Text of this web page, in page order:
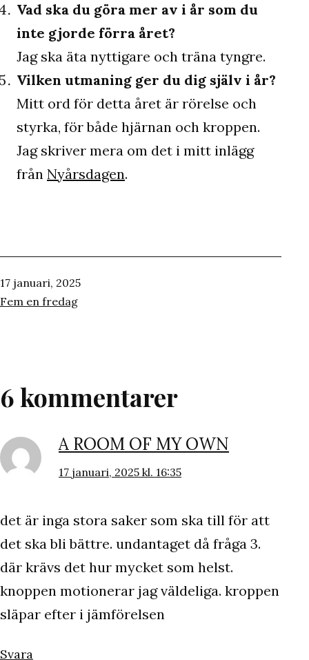
Vad ska du göra mer av i år som du
inte gjorde förra året?
Jag ska äta nyttigare och träna tyngre.
Vilken utmaning ger du dig själv i år?
Mitt ord för detta året är rörelse och
styrka, för både hjärnan och kroppen.
Jag skriver mera om det i mitt inlägg
från Nyårsdagen.
Publicerat
den
17 januari, 2025
Kategoriserat
Fem en fredag
6 kommentarer
A ROOM OF MY OWN
17 januari, 2025 kl. 16:35
det är inga stora saker som ska till för att
det ska bli bättre. undantaget då fråga 3.
där krävs det hur mycket som helst.
knoppen motionerar jag väldeliga. kroppen
släpar efter i jämförelsen
Svara